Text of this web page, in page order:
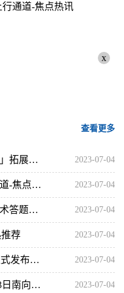
通道-焦点热讯
x
查看更多
「加快建设国际消费中心城市」拓展消费场景篇之二：大品牌落子郑州 引“燃”时尚消费新活力 2023-07-04
中金公司：锡价将进入上行通道-焦点热讯 2023-07-04
此局域网采用什么技术信息技术答题（此局域网采用什么技术） 2023-07-04
荐 2023-07-04
生而为赛道 法拉利SF90 XX正式发布_报资讯 2023-07-04
绿城中国（03900.HK）：7月3日南向资金增持150.1万股 2023-07-04